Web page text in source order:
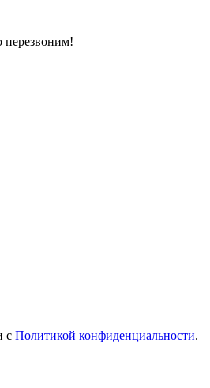
перезвоним!
с Политикой конфиденциальности.